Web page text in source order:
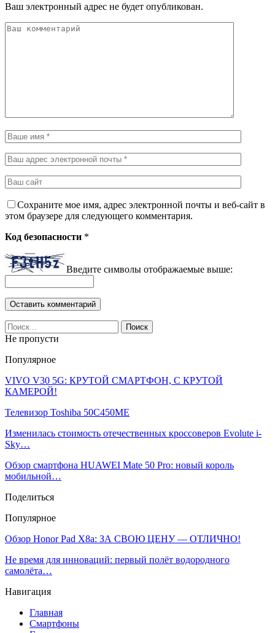
Ваш электронный адрес не будет опубликован.
Сохраните мое имя, адрес электронной почты и веб-сайт в
этом браузере для следующего комментария.
Код безопасности *
Введите символы отображаемые выше:
Не пропусти
Популярное
VIVO V30 5G: КРУТОЙ СМАРТФОН, С КРУТОЙ
КАМЕРОЙ!
Телевизор Toshiba 50C450ME
Изменилась стоимость отечественных кроссоверов Evolute i-
Sky…
Обзор смартфона HUAWEI Mate 50 Pro: новый король
мобильной…
Поделиться
Популярное
Обзор Honor Pad X8a: ЗА СВОЮ ЦЕНУ — ОТЛИЧНО!
Не время для инноваций: первый полёт водородного
самолёта…
Навигация
Главная
Смартфоны